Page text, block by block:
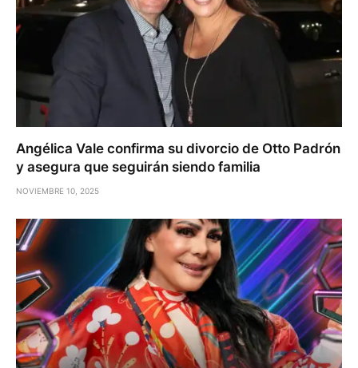
Angélica Vale confirma su divorcio de Otto Padrón
y asegura que seguirán siendo familia
NOVIEMBRE 10, 2025